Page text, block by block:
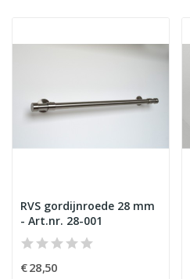
RVS gordijnroede 28 mm
- Art.nr. 28-001
€ 28,50